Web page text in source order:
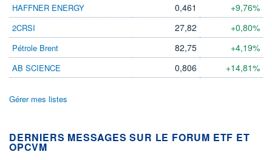
HAFFNER ENERGY 0,461 +9,76%
2CRSI 27,82 +0,80%
Pétrole Brent 82,75 +4,19%
AB SCIENCE 0,806 +14,81%
Gérer mes listes
DERNIERS MESSAGES SUR LE FORUM ETF ET
OPCVM